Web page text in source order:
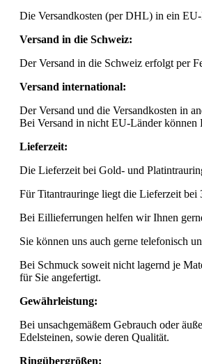
Die Versandkosten (per DHL) in ein
Versand in die Schweiz:
Der Versand in die Schweiz erfolgt per
Versand international:
Der Versand und die Versandkosten in
Bei Versand in nicht EU-Länder können
Lieferzeit:
Die Lieferzeit bei Gold- und
Für Titantrauringe liegt die Lieferzeit
Bei Eillieferrungen helfen wir Ihnen
Sie können uns auch gerne telefonisch
Bei Schmuck soweit nicht lagernd je
für Sie angefertigt.
Gewährleistung:
Bei unsachgemäßem Gebrauch oder
Edelsteinen, sowie deren Qualität.
Ringübergrößen: